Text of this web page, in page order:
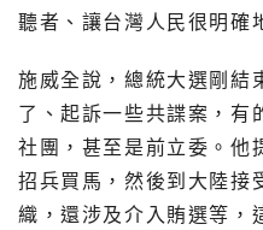
聽者、讓台灣人民很明確
施威全說，總統大選剛結
了、起訴一些共諜案，有
社團，甚至是前立委。他
招兵買馬，然後到大陸接
織，還涉及介入賄選等，